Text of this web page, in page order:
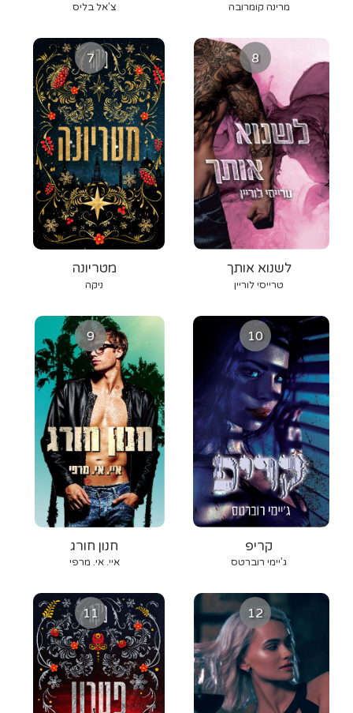
צ'אל בליס מרינה קומרובה
7
מטריונה
ניקה
8
לשנוא אותך
טרייסי לוריין
9
חנון חורג
איי. אי. מרפי
10
קריפ
ג’יימי רוברטס
11 12